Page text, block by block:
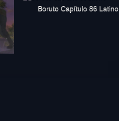
Boruto Capítulo 86 Latino